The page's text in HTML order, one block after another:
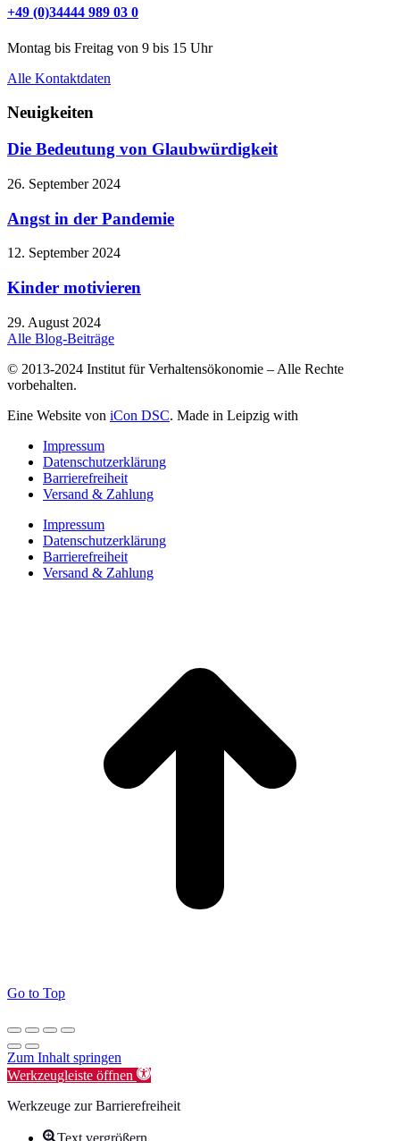
+49 (0)34444 989 03 0
Montag bis Freitag von 9 bis 15 Uhr
Alle Kontaktdaten
Neuigkeiten
Die Bedeutung von Glaubwürdigkeit
26. September 2024
Angst in der Pandemie
12. September 2024
Kinder motivieren
29. August 2024
Alle Blog-Beiträge
© 2013-2024 Institut für Verhaltensökonomie – Alle Rechte
vorbehalten.
Eine Website von iCon DSC. Made in Leipzig with
Impressum
Datenschutzerklärung
Barrierefreiheit
Versand & Zahlung
Impressum
Datenschutzerklärung
Barrierefreiheit
Versand & Zahlung
Go to Top
Zum Inhalt springen
Werkzeugleiste öffnen
Werkzeuge zur Barrierefreiheit
Text vergrößern